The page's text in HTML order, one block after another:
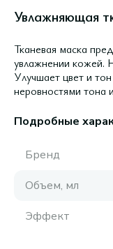
Увлажняющая
Тканевая маска
увлажнении кожей.
Улучшает цвет и
неровностями тона
Подробные
Бренд
Объем, мл
Эффект